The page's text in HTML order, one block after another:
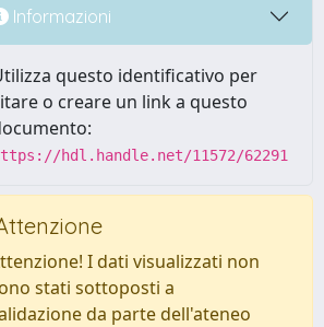
Informazioni
questo identificativo per
o creare un link a questo
hdl.handle.net/11572/62291
I dati visualizzati non
stati sottoposti a
da parte dell'ateneo